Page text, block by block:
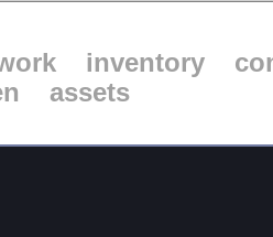
inventory
assets